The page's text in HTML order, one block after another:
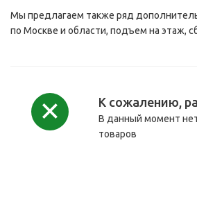
Мы предлагаем также ряд
по Москве и области, подъем на этаж,
К сожалению,
В данный момент
товаров